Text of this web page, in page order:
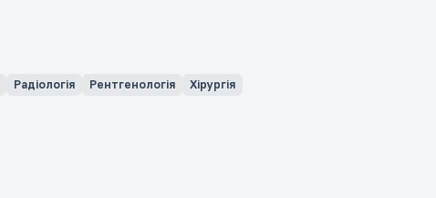
Радіологія Рентгенологія Хірургія